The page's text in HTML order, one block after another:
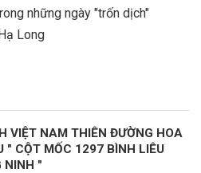
những ngày "trốn dịch"
Long
VIỆT NAM THIÊN ĐƯỜNG HOA
" CỘT MỐC 1297 BÌNH LIÊU
NINH "